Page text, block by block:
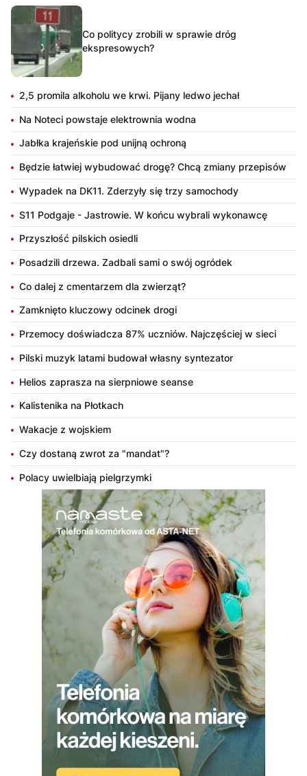
Co politycy zrobili w sprawie dróg
ekspresowych?
2,5 promila alkoholu we krwi. Pijany ledwo jechał
Na Noteci powstaje elektrownia wodna
Jabłka krajeńskie pod unijną ochroną
Będzie łatwiej wybudować drogę? Chcą zmiany przepisów
Wypadek na DK11. Zderzyły się trzy samochody
S11 Podgaje - Jastrowie. W końcu wybrali wykonawcę
Przyszłość pilskich osiedli
Posadzili drzewa. Zadbali sami o swój ogródek
Co dalej z cmentarzem dla zwierząt?
Zamknięto kluczowy odcinek drogi
Przemocy doświadcza 87% uczniów. Najczęściej w sieci
Pilski muzyk latami budował własny syntezator
Helios zaprasza na sierpniowe seanse
Kalistenika na Płotkach
Wakacje z wojskiem
Czy dostaną zwrot za "mandat"?
Polacy uwielbiają pielgrzymki